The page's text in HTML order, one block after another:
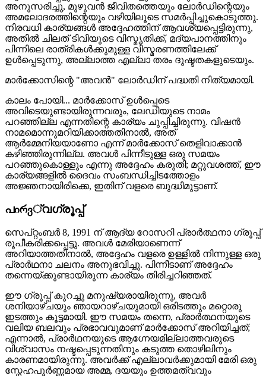
അനുസരിച്ചു, മുഴുവൻ ജീവിതത്തെയും ലോർഡിന്റെയും
അമലോദരത്തിന്റെയും വഴിയിലൂടെ സമർപ്പിച്ചുകൊടുത്തു.
നിരവധി കാര്യങ്ങൾ അദ്ദേഹത്തിന് ആവശ്യപ്പെട്ടിരുന്നു,
അതിൽ ചിലത് ടിവിയുടെ വിസ്മൃതിക്ക്, മദ്യപാനത്തിനും
പിന്നിലെ രാത്രികൾക്കുമുള്ള വിസ്മരണത്തിലേക്ക്
ഉൾപ്പെടുന്നു, അല്ലാത്ത എല്ലാ തരം ദുഷ്ടതകളുടെയും.
മാർക്കോസിന്റെ "അവൻ" ലോർഡിന് പദ്ധതി നിത്യമായി.
കാലം പോയി... മാർക്കോസ് ഉൾപ്പെടെ
അവിടെയുണ്ടായിരുന്നവരും, ലേഡിയുടെ നാമം
പറഞ്ഞില്ല എന്നതിന്റെ കാര്യം ചുപ്പിച്ചിരുന്നു. വിഷൻ
നാമമൊന്നുമറിയിക്കാത്തതിനാൽ, അത്
ആർമ്മേനിയയാണോ എന്ന് മാർക്കോസ് തെളിവാക്കാൻ
കഴിഞ്ഞിരുന്നില്ല. അവൾ പിന്നീടുള്ള ഒരു സമയം
പറഞ്ഞുകൊള്ളും എന്നു അദ്ദേഹം കരുതി; മറ്റുവശത്ത്, ഈ
കാര്യങ്ങളിൽ ദൈവം സംബന്ധിച്ചിടത്തോളം
അജ്ഞനായിരിക്കെ, ഇതിന് വളരെ ബുദ്ധിമുട്ടാണ്.
പირვ്വഗ്രൂപ്പ്
സെപ്റ്റംബർ 8, 1991 ന് ആദ്യ റോസറി പ്രാർത്ഥനാ ഗ്രൂപ്പ്
രൂപീകരിക്കപ്പെട്ടു. അവൾ മേരിയാണെന്ന്
അറിയാത്തതിനാൽ, അദ്ദേഹം വളരെ ഉള്ളിൽ നിന്നുള്ള ഒരു
പ്രാർഥനാ ചലനം അനുഭവിച്ചു. പിന്നീടാണ് അദ്ദേഹം
തന്നെയ്ക്കുണ്ടായിരുന്ന കാര്യം തിരിച്ചറിഞ്ഞത്.
ഈ ഗ്രൂപ്പ് കുറച്ചു മനുഷ്യരായിരുന്നു, അവർ
ശനിയാഴ്ചയും ഞായറാഴ്ചയുമായി ഒരിടത്തും മറ്റൊരു
ഇടത്തും കൂട്ടമായി. ഈ സമയം തന്നെ, പ്രാർത്ഥനയുടെ
വലിയ ബലവും പ്രഭാവവുമാണ് മാർക്കോസ് അറിയിച്ചത്;
എന്നാൽ, പ്രാർഥനയുടെ ആഗ്നേയമില്ലാത്തവരുടെ
വിശ്വാസം നഷ്ടപ്പെടുന്നതിനും കടുത്ത തൊഴിലിനും
കാരണമായിരുന്നു. അവർക്ക് എല്ലാവർക്കുമായി മേരി ഒരു
സ്നേഹപൂർണ്ണമായ അമ്മ, ദയയും ഉത്തമത്വവും